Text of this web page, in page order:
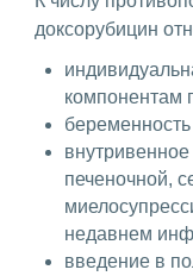
доксорубицин
компонентам
печеночной,
недавнем
введение в